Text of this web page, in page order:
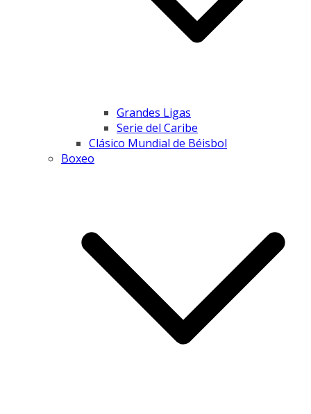
Grandes Ligas
Serie del Caribe
Clásico Mundial de Béisbol
Boxeo